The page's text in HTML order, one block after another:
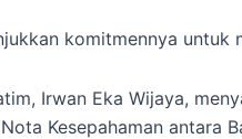
komitmennya
Irwan Eka Wijaya,
Kesepahaman